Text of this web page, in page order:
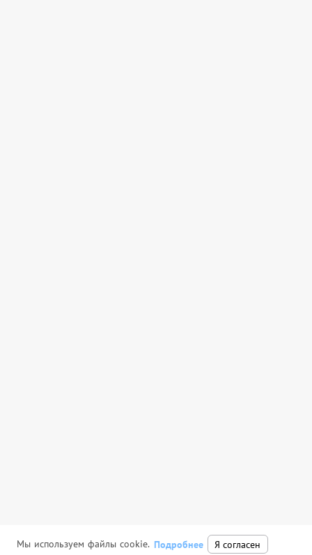
Мы используем файлы cookie. Подробнее Я согласен